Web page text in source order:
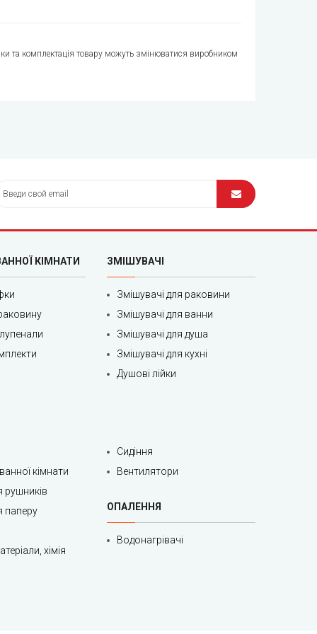
та комплектація товару можуть змінюватися виробником
КІМНАТИ ЗМІШУВАЧІ
Змішувачі для раковини
Змішувачі для ванни
Змішувачі для душа
Змішувачі для кухні
Душові лійки
кімнати
рушників
паперу
хімія
Сидіння
Вентилятори
ОПАЛЕННЯ
Водонагрівачі